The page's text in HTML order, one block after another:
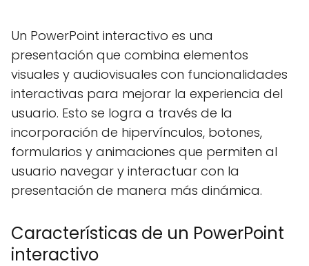
Un PowerPoint interactivo es una
presentación que combina elementos
visuales y audiovisuales con funcionalidades
interactivas para mejorar la experiencia del
usuario. Esto se logra a través de la
incorporación de hipervínculos, botones,
formularios y animaciones que permiten al
usuario navegar y interactuar con la
presentación de manera más dinámica.
Características de un PowerPoint
interactivo